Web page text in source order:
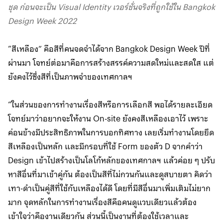
ชุด ก่อนจะเป็น Visual Identity เวอร์ชั่นจริงที่ถูกใช้ใน Bangkok
Design Week 2022
“สีเหลือง” คือสีที่คนจดจำได้จาก Bangkok Design Week ปีที่
ผ่านมา โจทย์ต่อมาคือการสร้างสรรค์ความสดใหม่และสดใส แต่
ยังคงไว้ซึ่งสีที่เป็นภาพจำของเทศกาลฯ
“ในส่วนของการทำงานเรื่องสีหรือการเลือกสี พอได้รายละเอียด
โจทย์มาว่าอยากจะให้งาน On-site ยังคงสีเหลืองเอาไว้ เพราะ
ค่อนข้างมีประสิทธิภาพในการบอกทิศทาง เลยเริ่มทำงานโดยยึด
สีเหลืองเป็นหลัก และมีกรอบที่ใช้ Form ของตัว D จากคำว่า
Design เข้าไปสร้างเป็นโลโก้หลักของเทศกาลฯ แล้วค่อย ๆ ปรับ
หาสีอื่นที่มาเข้าคู่กัน ต้องเป็นสีที่ไม่กวนกันและดูสบายตา คิดว่า
เทา-ดำเป็นคู่สีที่ใช้กับเหลืองได้ดี โดยที่มีสีอื่นมาเพิ่มเติมไม่ยาก
มาก จุดหลักในการทำงานเรื่องสีคือคนดูแวบเดียวแล้วต้อง
เข้าใจว่าคืองานเดียวกัน ส่วนนี้เป็นงานที่ต้องใช้เวลาและ